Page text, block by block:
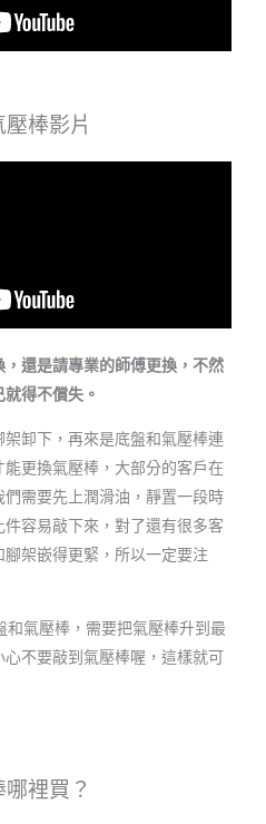
棒影片
還是請專業的師傅更換，不然
得不償失。
卸下，再來是底盤和氣壓棒連
更換氣壓棒，大部分的客戶在
需要先上潤滑油，靜置一段時
容易敲下來，對了還有很多客
架嵌得更緊，所以一定要注
氣壓棒，需要把氣壓棒升到最
不要敲到氣壓棒喔，這樣就可
裡買？